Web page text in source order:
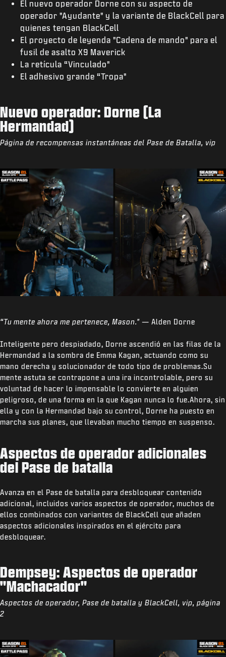
El nuevo operador Dorne con su aspecto de
operador "Ayudante" y la variante de BlackCell para
quienes tengan BlackCell
El proyecto de leyenda "Cadena de mando" para el
fusil de asalto X9 Maverick
La retícula “Vinculado"
El adhesivo grande “Tropa"
Nuevo operador: Dorne (La
Hermandad)
Página de recompensas instantáneas del Pase de Batalla, vip
“Tu mente ahora me pertenece, Mason." — Alden Dorne
Inteligente pero despiadado, Dorne ascendió en las filas de la
Hermandad a la sombra de Emma Kagan, actuando como su
mano derecha y solucionador de todo tipo de problemas.Su
mente astuta se contrapone a una ira incontrolable, pero su
voluntad de hacer lo impensable lo convierte en alguien
peligroso, de una forma en la que Kagan nunca lo fue.Ahora, sin
ella y con la Hermandad bajo su control, Dorne ha puesto en
marcha sus planes, que llevaban mucho tiempo en suspenso.
Aspectos de operador adicionales
del Pase de batalla
Avanza en el Pase de batalla para desbloquear contenido
adicional, incluidos varios aspectos de operador, muchos de
ellos combinados con variantes de BlackCell que añaden
aspectos adicionales inspirados en el ejército para
desbloquear.
Dempsey: Aspectos de operador
"Machacador"
Aspectos de operador, Pase de batalla y BlackCell, vip, página
2